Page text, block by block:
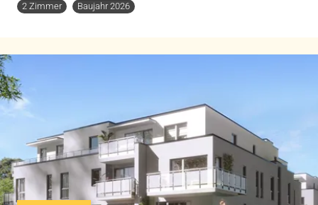
2 Zimmer
Baujahr 2026